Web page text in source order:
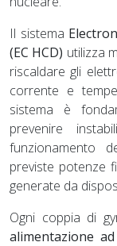
Il sistema
(EC HCD) utilizza
riscaldare gli
corrente e
sistema è
prevenire
funzionamento
previste potenze
generate da
Ogni coppia di
alimentazione